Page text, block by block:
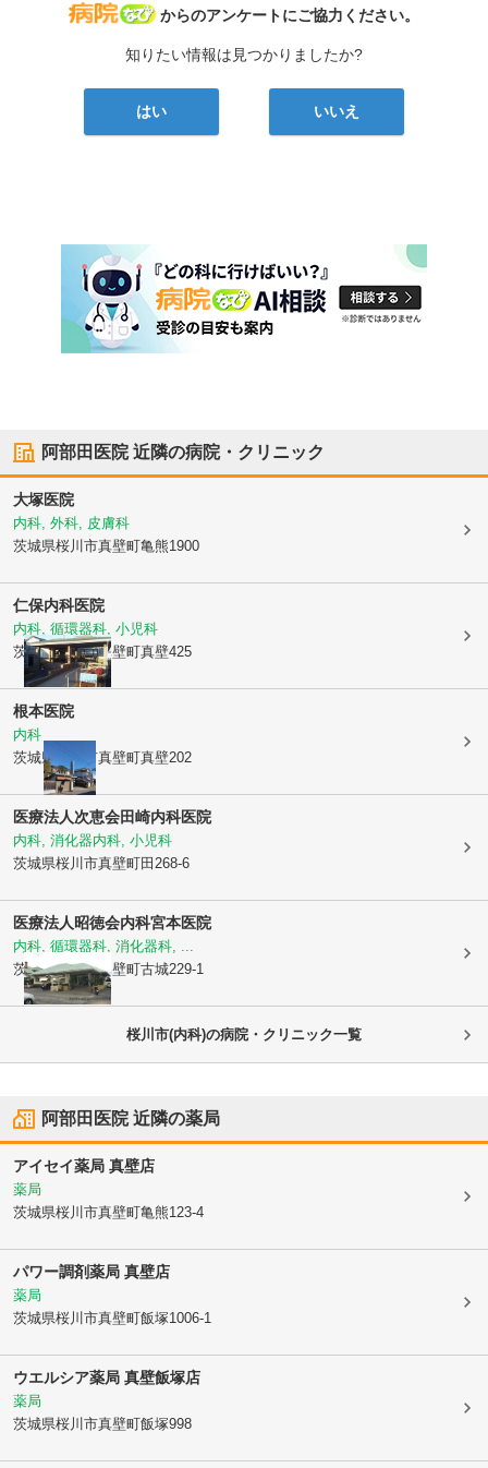
病院なび
からのアンケートにご協力ください。
知りたい情報は見つかりましたか?
はい いいえ
阿部田医院近隣の病院・クリニック
大塚医院
内科, 外科, 皮膚科
茨城県桜川市真壁町亀熊1900
仁保内科医院
内科, 循環器科, 小児科
茨城県桜川市真壁町真壁425
根本医院
内科
茨城県桜川市真壁町真壁202
医療法人次恵会田崎内科医院
内科, 消化器内科, 小児科
茨城県桜川市真壁町田268-6
医療法人昭徳会内科宮本医院
内科, 循環器科, 消化器科, ...
茨城県桜川市真壁町古城229-1
桜川市(内科)の病院・クリニック一覧
阿部田医院近隣の薬局
アイセイ薬局 真壁店
薬局
茨城県桜川市真壁町亀熊123-4
パワー調剤薬局 真壁店
薬局
茨城県桜川市真壁町飯塚1006-1
ウエルシア薬局 真壁飯塚店
薬局
茨城県桜川市真壁町飯塚998